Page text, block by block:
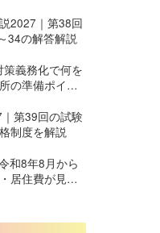
2027｜第38回
34の解答解説
義務化で何を
の準備ポイン
第39回の試験
制度を解説
和8年8月から
居住費が見直